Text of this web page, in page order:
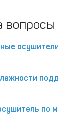
вопросы
по